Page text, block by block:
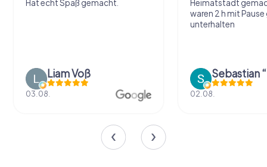
Hat echt Spaß gemacht.
Liam Voß
03.08.
Heimatstadt
waren 2 h mit
unterhalten
02.08.